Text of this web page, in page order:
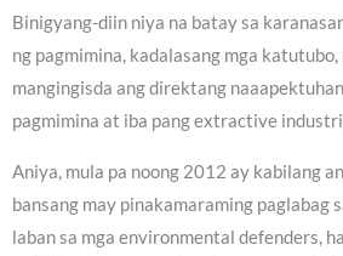
Binigyang-diin niya na batay sa
ng pagmimina, kadalasang mga
mangingisda ang direktang
pagmimina at iba pang extractive
Aniya, mula pa noong 2012 ay kabilang
bansang may pinakamaraming paglabag
laban sa mga environmental defenders,